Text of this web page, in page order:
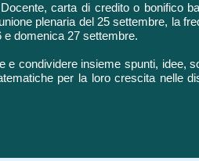
carta di credito o bonifico
plenaria del 25 settembre, la
domenica 27 settembre.
e condividere insieme spunti, idee,
per la loro crescita nelle